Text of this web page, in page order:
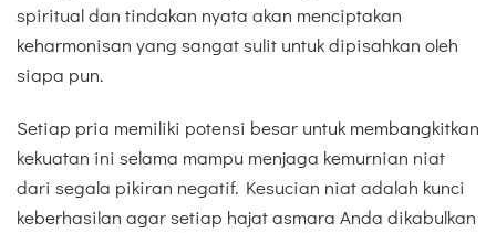
spiritual dan tindakan nyata akan menciptakan
keharmonisan yang sangat sulit untuk dipisahkan oleh
siapa pun.
Setiap pria memiliki potensi besar untuk membangkitkan
kekuatan ini selama mampu menjaga kemurnian niat
dari segala pikiran negatif. Kesucian niat adalah kunci
keberhasilan agar setiap hajat asmara Anda dikabulkan